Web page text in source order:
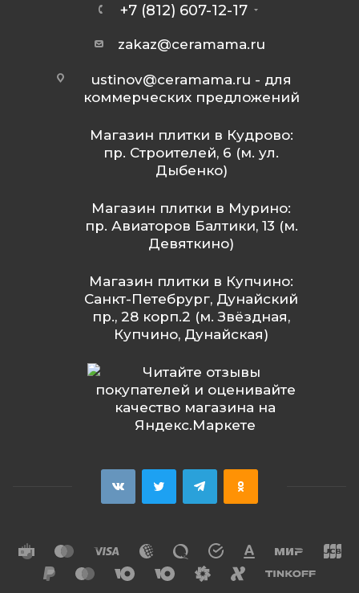
+7 (812) 607-12-17
zakaz@ceramama.ru
ustinov@ceramama.ru - для
коммерческих предложений
Магазин плитки в Кудрово:
пр. Строителей, 6 (м. ул.
Дыбенко)
Магазин плитки в Мурино:
пр. Авиаторов Балтики, 13 (м.
Девяткино)
Магазин плитки в Купчино:
Санкт-Петебрург, Дунайский
пр., 28 корп.2 (м. Звёздная,
Купчино, Дунайская)